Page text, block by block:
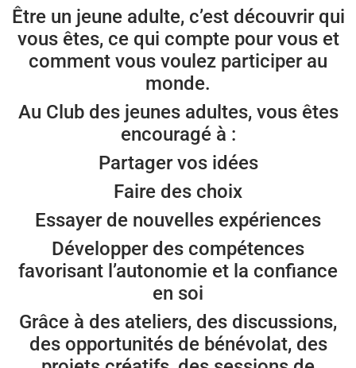
Être un jeune adulte, c’est découvrir qui
vous êtes, ce qui compte pour vous et
comment vous voulez participer au
monde.
Au Club des jeunes adultes, vous êtes
encouragé à :
Partager vos idées
Faire des choix
Essayer de nouvelles expériences
Développer des compétences
favorisant l’autonomie et la confiance
en soi
Grâce à des ateliers, des discussions,
des opportunités de bénévolat, des